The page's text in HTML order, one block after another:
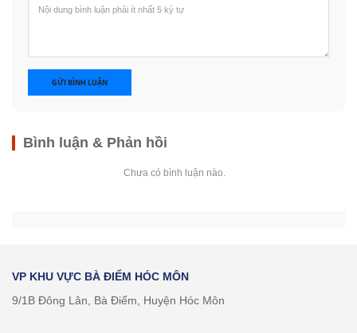
GỬI BÌNH LUẬN
Bình luận & Phản hồi
Chưa có bình luận nào.
VP KHU VỰC BÀ ĐIỂM HÓC MÔN
9/1B Đông Lân, Bà Điểm, Huyện Hóc Môn